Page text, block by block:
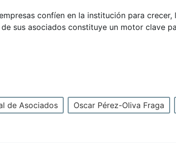
confíen en la institución para
sus asociados constituye un motor clave
de Asociados Oscar Pérez-Oliva Fraga